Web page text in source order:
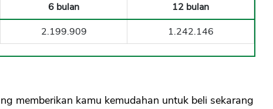
6 bulan
12 bulan
2.199.909 1.242.146
memberikan kamu kemudahan untuk beli sekarang